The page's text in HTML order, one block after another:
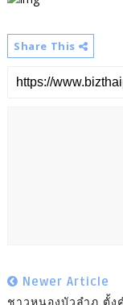
Share This
Newer Article
ชาวหนองบัวลำภู ตั้ง